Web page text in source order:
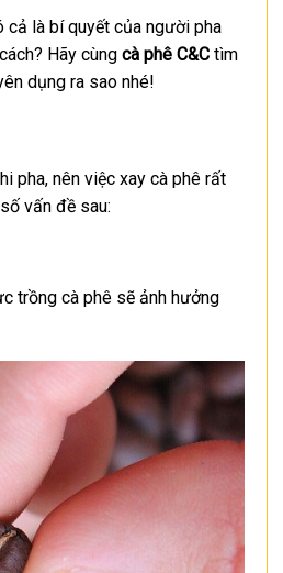
là bí quyết của người pha
Hãy cùng cà phê C&Ctìm
dụng ra sao nhé!
pha, nên việc xay cà phê rất
vấn đề sau:
trồng cà phê sẽ ảnh hưởng